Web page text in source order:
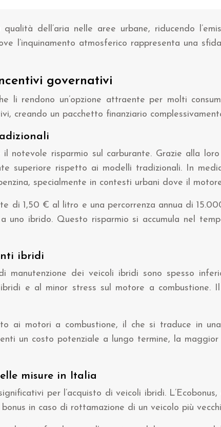
dell’aria nelle aree urbane, riducendo
l’inquinamento atmosferico rappresenta una
governativi
li rendono un’opzione attraente per molti
creando un pacchetto finanziario
notevole risparmio sul carburante. Grazie alla
superiore rispetto ai modelli tradizionali. In
specialmente in contesti urbani dove il
di 1,50 € al litro e una percorrenza annua di
ibrido. Questo risparmio si accumula nel
ibridi
manutenzione dei veicoli ibridi sono spesso
e al minor stress sul motore a combustione.
ai motori a combustione, il che si traduce in
un costo potenziale a lungo termine, la
misure in Italia
per l’acquisto di veicoli ibridi.
in caso di rottamazione di un veicolo più